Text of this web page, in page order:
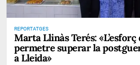
REPORTATGES
Marta Llinàs Terés: «L’esforç
permetre superar la
a Lleida»